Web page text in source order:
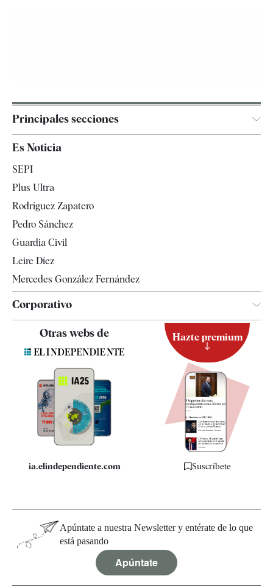
Principales secciones
España
Televisión
Es Noticia
SEPI
Plus Ultra
Rodríguez Zapatero
Pedro Sánchez
Guardia Civil
Leire Díez
Mercedes González Fernández
Corporativo
Contacto
Quiénes somos
Especificaciones
Otras webs de
ia.elindependiente.com
Hazte premium
Suscríbete
Apúntate a nuestra Newsletter y entérate de lo que
está pasando
Apúntate